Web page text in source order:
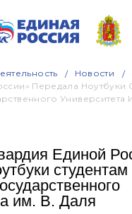
Новости
Передала Ноутбуки
Университета
Единой
студентам
им. В. Даля